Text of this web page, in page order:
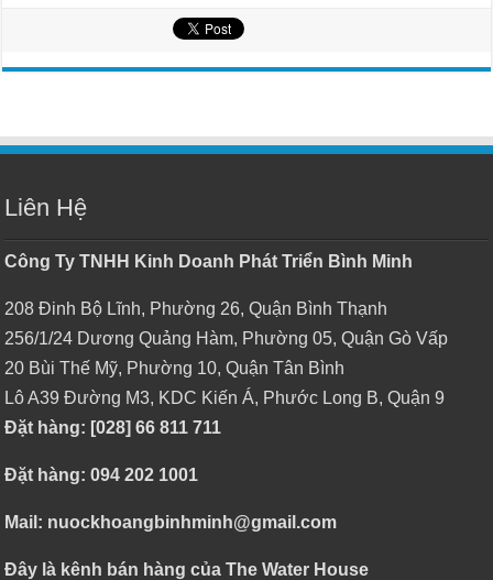
Liên Hệ
Công Ty TNHH Kinh Doanh Phát Triển Bình Minh
208 Đinh Bộ Lĩnh, Phường 26, Quận Bình Thạnh
256/1/24 Dương Quảng Hàm, Phường 05, Quận Gò Vấp
20 Bùi Thế Mỹ, Phường 10, Quận Tân Bình
Lô A39 Đường M3, KDC Kiến Á, Phước Long B, Quận 9
Đặt hàng: [028] 66 811 711
Đặt hàng: 094 202 1001
Mail: nuockhoangbinhminh@gmail.com
Đây là kênh bán hàng của The Water House